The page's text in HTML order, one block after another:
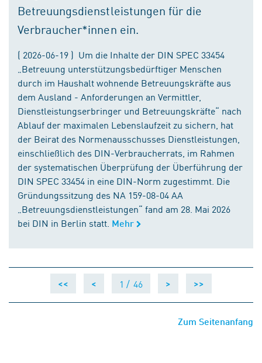
Betreuungsdienstleistungen für die
Verbraucher*innen ein.
( 2026-06-19 ) Um die Inhalte der DIN SPEC 33454
„Betreuung unterstützungsbedürftiger Menschen
durch im Haushalt wohnende Betreuungskräfte aus
dem Ausland - Anforderungen an Vermittler,
Dienstleistungserbringer und Betreuungskräfte“ nach
Ablauf der maximalen Lebenslaufzeit zu sichern, hat
der Beirat des Normenausschusses Dienstleistungen,
einschließlich des DIN-Verbraucherrats, im Rahmen
der systematischen Überprüfung der Überführung der
DIN SPEC 33454 in eine DIN-Norm zugestimmt. Die
Gründungssitzung des NA 159-08-04 AA
„Betreuungsdienstleistungen“ fand am 28. Mai 2026
bei DIN in Berlin statt. Mehr
<< < 1 / 46 > >>
Zum Seitenanfang